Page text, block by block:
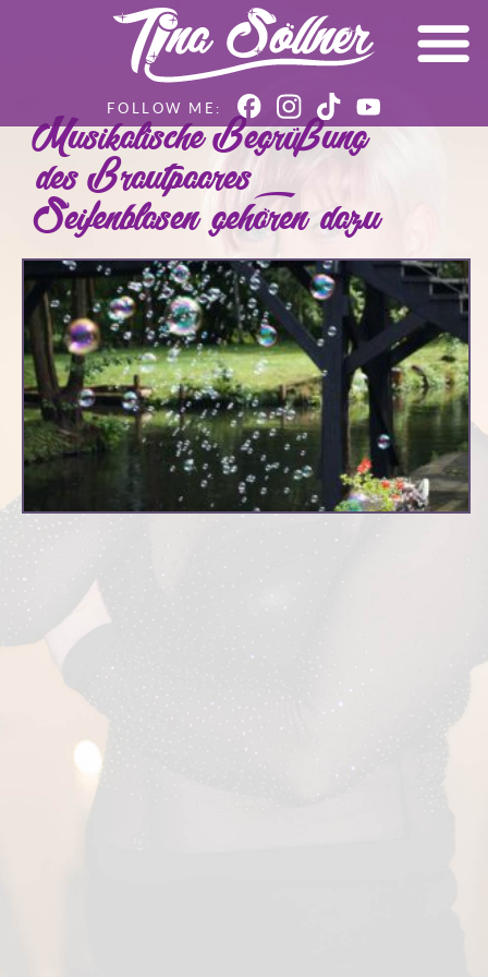
Musikalische Begrüßung
des Brautpaares –
Seifenblasen gehören dazu